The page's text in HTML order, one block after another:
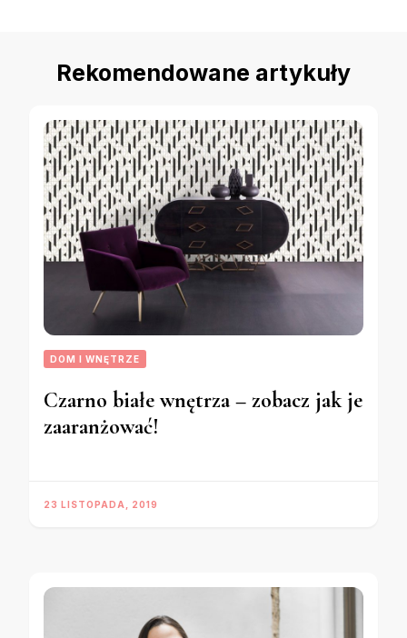
Rekomendowane artykuły
DOM I WNĘTRZE
Czarno białe wnętrza – zobacz jak je
zaaranżować!
23 LISTOPADA, 2019